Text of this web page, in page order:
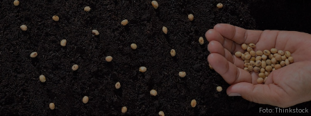
Foto: Thinkstock